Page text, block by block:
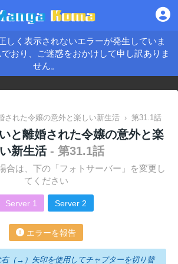
しく表示されないエラーが発生していま
おり、ご迷惑をおかけして申し訳ありま
せん。
された令嬢の意外と楽しい新生活 › 第31.1話
と離婚された令嬢の意外と楽
新生活 - 第31.1話
合は、下の「フォトサーバー」を変更し
てください
Server 1 Server 2
エラーを報告
（→）矢印を使用してチャプターを切り替